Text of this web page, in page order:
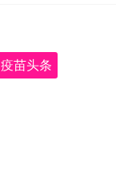
疫苗头条